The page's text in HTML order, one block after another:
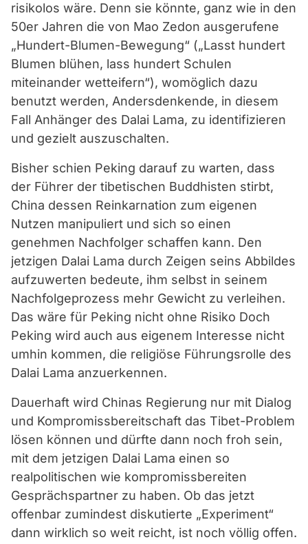
risikolos wäre. Denn sie könnte, ganz wie in den
50er Jahren die von Mao Zedon ausgerufene
„Hundert-Blumen-Bewegung“ („Lasst hundert
Blumen blühen, lass hundert Schulen
miteinander wetteifern“), womöglich dazu
benutzt werden, Andersdenkende, in diesem
Fall Anhänger des Dalai Lama, zu identifizieren
und gezielt auszuschalten.
Bisher schien Peking darauf zu warten, dass
der Führer der tibetischen Buddhisten stirbt,
China dessen Reinkarnation zum eigenen
Nutzen manipuliert und sich so einen
genehmen Nachfolger schaffen kann. Den
jetzigen Dalai Lama durch Zeigen seins Abbildes
aufzuwerten bedeute, ihm selbst in seinem
Nachfolgeprozess mehr Gewicht zu verleihen.
Das wäre für Peking nicht ohne Risiko Doch
Peking wird auch aus eigenem Interesse nicht
umhin kommen, die religiöse Führungsrolle des
Dalai Lama anzuerkennen.
Dauerhaft wird Chinas Regierung nur mit Dialog
und Kompromissbereitschaft das Tibet-Problem
lösen können und dürfte dann noch froh sein,
mit dem jetzigen Dalai Lama einen so
realpolitischen wie kompromissbereiten
Gesprächspartner zu haben. Ob das jetzt
offenbar zumindest diskutierte „Experiment“
dann wirklich so weit reicht, ist noch völlig offen.